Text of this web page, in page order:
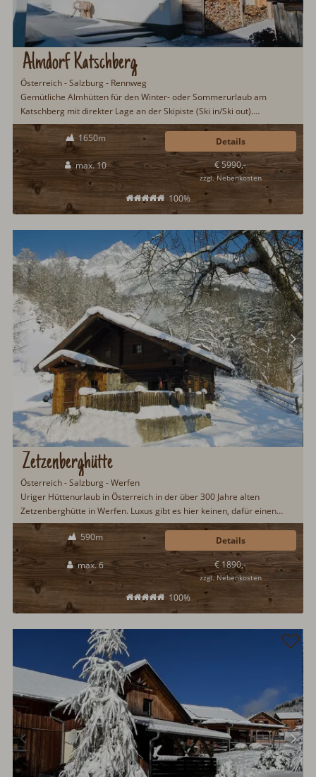
Almdorf Katschberg
Österreich - Salzburg - Rennweg
Gemütliche Almhütten für den Winter- oder Sommerurlaub am
Katschberg mit direkter Lage an der Skipiste (Ski in/Ski out).
Wohnstube mit offener Küche und Kachelofen. Wellnessbadezimmer
mit großer Sauna. Im Winter direkte Anbindung an das Skigebiet
Katschberg. Die Sommermonate bieten ein abwechslungsreiches
Urlaubsprogramm für Groß und Klein...
1650m
max. 10
100%
€ 5990,-
zzgl. Nebenkosten
Details
Zetzenberghütte
Österreich - Salzburg - Werfen
Uriger Hüttenurlaub in Österreich in der über 300 Jahre alten
Zetzenberghütte in Werfen. Luxus gibt es hier keinen, dafür einen
Hüttenurlaub in einer renovierten, aber trotzdem noch urig-
authentischen Berghütte. Ruhige Ortsrandlage, perfekt für
Ruhesuchende. Ein Haustier darf gerne mitreisen. Die Salzburger
Skiwelt Amadé ist gut erreichbar...
590m
max. 6
100%
€ 1890,-
zzgl. Nebenkosten
Details